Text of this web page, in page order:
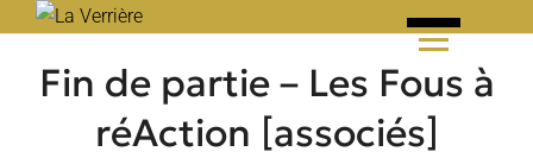
contentFin de partie – Les Fous à
réAction [associés]